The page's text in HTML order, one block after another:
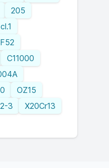
205
C11000
OZ15
3
X20Cr13